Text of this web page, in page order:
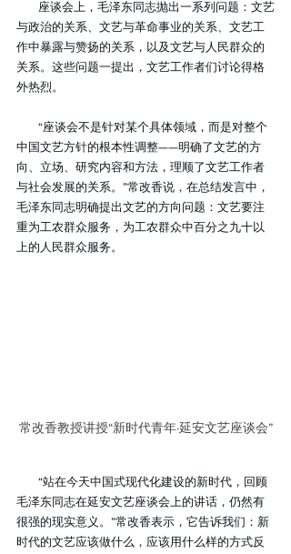
座谈会上，毛泽东同志抛出一系列问题：文艺
与政治的关系、文艺与革命事业的关系、文艺工
作中暴露与赞扬的关系，以及文艺与人民群众的
关系。这些问题一提出，文艺工作者们讨论得格
外热烈。
“座谈会不是针对某个具体领域，而是对整个
中国文艺方针的根本性调整——明确了文艺的方
向、立场、研究内容和方法，理顺了文艺工作者
与社会发展的关系。”常改香说，在总结发言中，
毛泽东同志明确提出文艺的方向问题：文艺要注
重为工农群众服务，为工农群众中百分之九十以
上的人民群众服务。
常改香教授讲授“新时代青年·延安文艺座谈会”
“站在今天中国式现代化建设的新时代，回顾
毛泽东同志在延安文艺座谈会上的讲话，仍然有
很强的现实意义。”常改香表示，它告诉我们：新
时代的文艺应该做什么，应该用什么样的方式反